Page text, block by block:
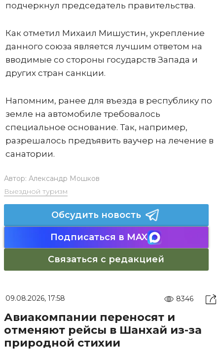
подчеркнул председатель правительства.
Как отметил Михаил Мишустин, укрепление
данного союза является лучшим ответом на
вводимые со стороны государств Запада и
других стран санкции.
Напомним, ранее для въезда в республику по
земле на автомобиле требовалось
специальное основание. Так, например,
разрешалось предъявить ваучер на лечение в
санатории.
Автор: Александр Мошков
Выездной туризм
Обсудить новость
Подписаться в MAX
Связаться с редакцией
09.08.2026, 17:58 8346
Авиакомпании переносят и
отменяют рейсы в Шанхай из-за
природной стихии